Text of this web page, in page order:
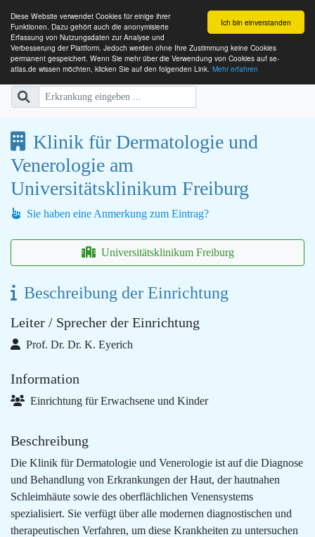
Ich bin einverstanden
Diese Website verwendet Cookies für einige ihrer
Funktionen. Dazu gehört auch die anonymisierte
Erfassung von Nutzungsdaten zur Analyse und
Verbesserung der Plattform. Jedoch werden ohne Ihre Zustimmung keine Cookies
permanent gespeichert. Wenn Sie mehr über die Verwendung von Cookies auf se-
atlas.de wissen möchten, klicken Sie auf den folgenden Link. Mehr erfahren
SE-ATLAS
Versorgungsatlas für Menschen
Klinik für Dermatologie und
Venerologie am
Universitätsklinikum Freiburg
Sie haben eine Anmerkung zum Eintrag?
Universitätsklinikum Freiburg
Beschreibung der Einrichtung
Leiter / Sprecher der Einrichtung
Prof. Dr. Dr. K. Eyerich
Information
Einrichtung für Erwachsene und Kinder
Beschreibung
Die Klinik für Dermatologie und Venerologie ist auf die Diagnose
und Behandlung von Erkrankungen der Haut, der hautnahen
Schleimhäute sowie des oberflächlichen Venensystems
spezialisiert. Sie verfügt über alle modernen diagnostischen und
therapeutischen Verfahren, um diese Krankheiten zu untersuchen